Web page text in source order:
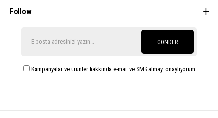
Follow
GÖNDER
Kampanyalar ve ürünler hakkında e-mail ve SMS almayı onaylıyorum.